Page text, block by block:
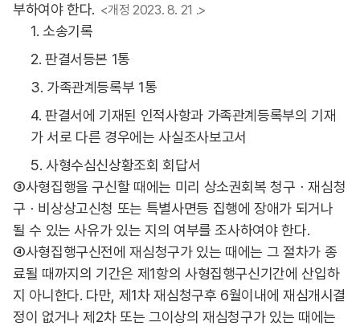
부하여야 한다. <개정 2023. 8. 21 .>
1. 소송기록
2. 판결서등본 1통
3. 가족관계등록부 1통
4. 판결서에 기재된 인적사항과 가족관계등록부의 기재
가 서로 다른 경우에는 사실조사보고서
5. 사형수심신상황조회 회답서
③사형집행을 구신할 때에는 미리 상소권회복 청구ㆍ재심청
구ㆍ비상상고신청 또는 특별사면등 집행에 장애가 되거나
될 수 있는 사유가 있는 지의 여부를 조사하여야 한다.
④사형집행구신전에 재심청구가 있는 때에는 그 절차가 종
료될 때까지의 기간은 제1항의 사형집행구신기간에 산입하
지 아니한다. 다만, 제1차 재심청구후 6월이내에 재심개시결
정이 없거나 제2차 또는 그이상의 재심청구가 있는 때에는